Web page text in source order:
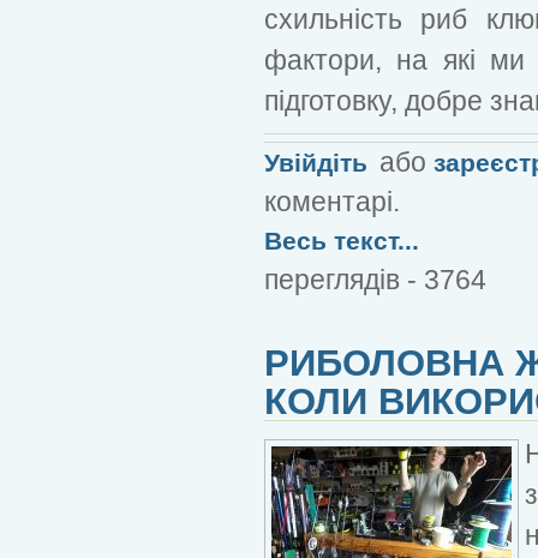
схильність риб
фактори, на які
підготовку, добре
Увійдіть або
коментарі.
Весь текст...
переглядів - 3764
РИБОЛОВНА
КОЛИ